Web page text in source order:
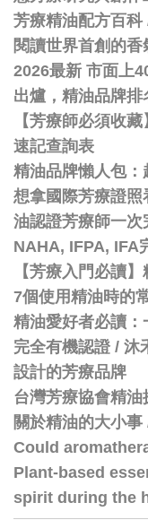
芳療精油配方百科
閱讀世界首創的
2026最新 市面上
出爐，精油品牌
【芳療師必須收
速記查詢表
精油品牌懶人包
想拿國際芳療證
油認證芳療師一
NAHA, IFPA, IFA
【芳療入門必讀
7個使用精油時的
精油愛好者必讀
完全有機認證 / 沐
設計的芳療品牌
台灣芳療協會精油
關於精油的大小事
Could
Plant-based
spirit during the